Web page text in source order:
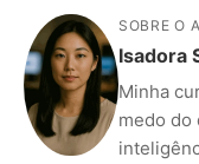
SOBRE O
Isadora
Minha
medo do